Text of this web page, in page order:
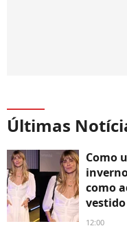
Últimas
Como
como
12:00